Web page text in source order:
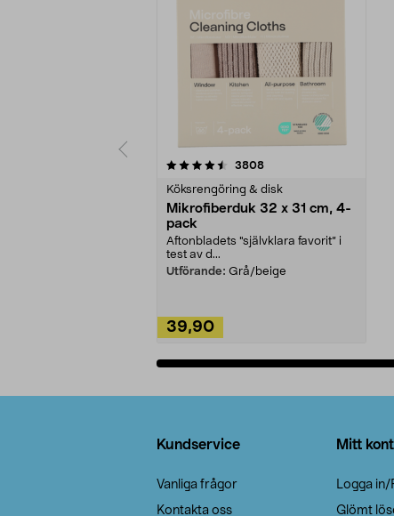
3808recensioner
Köksrengöring & disk
Mikrofiberduk 32 x 31 cm, 4-
pack
Aftonbladets "självklara favorit” i
test av d...
Utförande: Grå/beige
39,90
4.0av 5 stjärnor
Kundservice
Vanliga frågor
Kontakta oss
Mitt
Logga
Glömt